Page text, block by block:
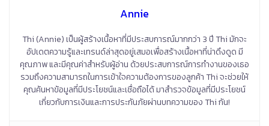
Annie
Thi (Annie) เป็นผู้สร้างเนื้อหาที่มีประสบการณ์มากกว่า 3 ปี Thi มักจะ
อัปเดตความรู้และเทรนด์ล่าสุดอยู่เสมอเพื่อสร้างเนื้อหาที่น่าดึงดูด มี
คุณภาพ และมีคุณค่าสำหรับผู้อ่าน ด้วยประสบการณ์การทำงานของเธอ
รวมถึงความสามารถในการเข้าใจความต้องการของลูกค้า Thi จะช่วยให้
คุณค้นหาข้อมูลที่มีประโยชน์และเชื่อถือได้ มาสำรวจข้อมูลที่มีประโยชน์
เกี่ยวกับการเงินและการประกันภัยผ่านบทความของ Thi กัน!